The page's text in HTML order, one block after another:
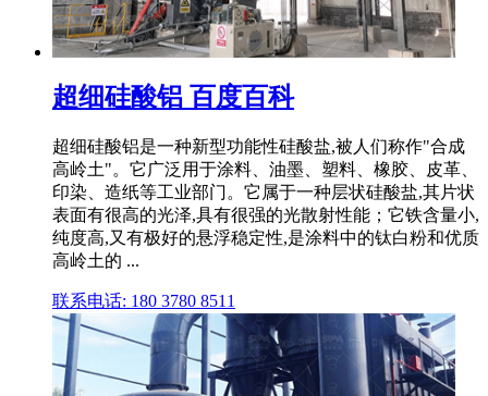
超细硅酸铝 百度百科
超细硅酸铝是一种新型功能性硅酸盐,被人们称作"合成
高岭土"。它广泛用于涂料、油墨、塑料、橡胶、皮革、
印染、造纸等工业部门。它属于一种层状硅酸盐,其片状
表面有很高的光泽,具有很强的光散射性能；它铁含量小,
纯度高,又有极好的悬浮稳定性,是涂料中的钛白粉和优质
高岭土的 ...
联系电话: 180 3780 8511